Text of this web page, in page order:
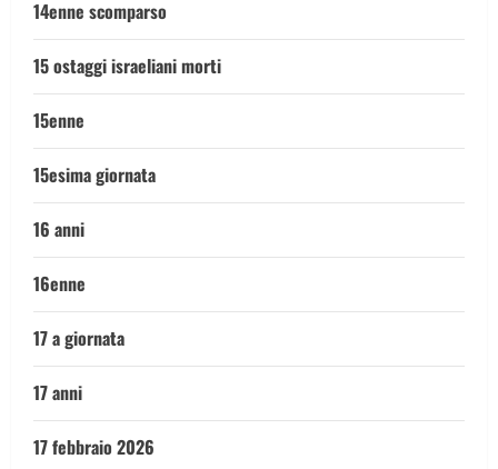
14enne scomparso
15 ostaggi israeliani morti
15enne
15esima giornata
16 anni
16enne
17 a giornata
17 anni
17 febbraio 2026